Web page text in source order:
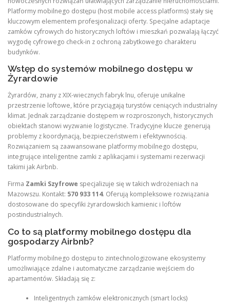
Platformy mobilnego dostępu (host mobile access platforms) stały się
kluczowym elementem profesjonalizacji oferty. Specjalne adaptacje
zamków cyfrowych do historycznych loftów i mieszkań pozwalają łączyć
wygodę cyfrowego check-in z ochroną zabytkowego charakteru
budynków.
Wstęp do systemów mobilnego dostępu w
Żyrardowie
Żyrardów, znany z XIX-wiecznych fabryk lnu, oferuje unikalne
przestrzenie loftowe, które przyciągają turystów ceniących industrialny
klimat. Jednak zarządzanie dostępem w rozproszonych, historycznych
obiektach stanowi wyzwanie logistyczne. Tradycyjne klucze generują
problemy z koordynacją, bezpieczeństwem i efektywnością.
Rozwiązaniem są zaawansowane platformy mobilnego dostępu,
integrujące inteligentne zamki z aplikacjami i systemami rezerwacji
takimi jak Airbnb.
Firma Zamki Szyfrowe specjalizuje się w takich wdrożeniach na
Mazowszu. Kontakt: 570 933 114. Oferują kompleksowe rozwiązania
dostosowane do specyfiki żyrardowskich kamienic i loftów
postindustrialnych.
Co to są platformy mobilnego dostępu dla
gospodarzy Airbnb?
Platformy mobilnego dostępu to zintechnologizowane ekosystemy
umożliwiające zdalne i automatyczne zarządzanie wejściem do
apartamentów. Składają się z:
Inteligentnych zamków elektronicznych (smart locks)